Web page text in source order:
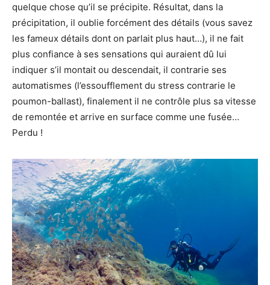
quelque chose qu’il se précipite. Résultat, dans la
précipitation, il oublie forcément des détails (vous savez
les fameux détails dont on parlait plus haut…), il ne fait
plus confiance à ses sensations qui auraient dû lui
indiquer s’il montait ou descendait, il contrarie ses
automatismes (l’essoufflement du stress contrarie le
poumon-ballast), finalement il ne contrôle plus sa vitesse
de remontée et arrive en surface comme une fusée…
Perdu !